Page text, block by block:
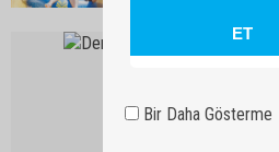
ET
Bir Daha Gösterme